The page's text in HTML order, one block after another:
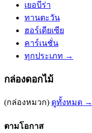
เยอบีร่า
ทานตะวัน
ฮอร์เดียเซีย
คาร์เนชั่น
ทุกประเภท →
กล่องดอกไม้
(กล่องหมวก) ดูทั้งหมด →
ตามโอกาส